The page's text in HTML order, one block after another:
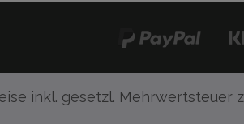
inkl. gesetzl. Mehrwertsteuer